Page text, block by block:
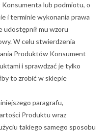
Konsumenta lub podmiotu, o
i terminie wykonania prawa
udostępnił mu wzoru
W celu stwierdzenia
Produktów Konsument
i sprawdzać je tylko
to zrobić w sklepie
paragrafu,
Produktu wraz
takiego samego sposobu